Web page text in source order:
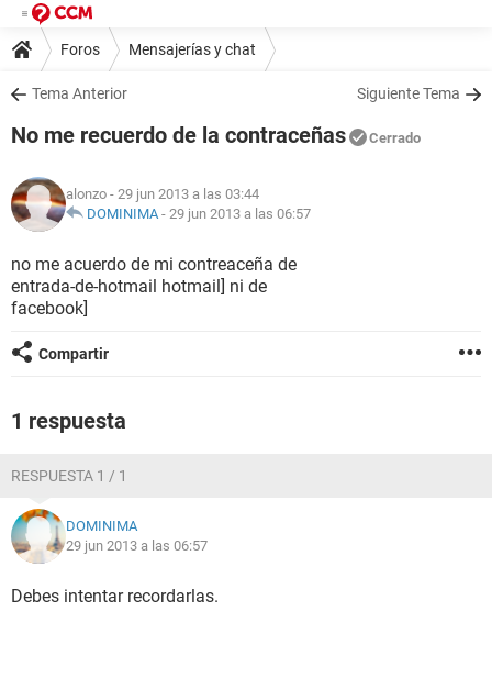
Foros Mensajerías y chat
Tema Anterior Siguiente Tema
No me recuerdo de la contraceñas Cerrado
alonzo - 29 jun 2013 a las 03:44
DOMINIMA- 29 jun 2013 a las 06:57
no me acuerdo de mi contreaceña de
entrada-de-hotmail hotmail] ni de
facebook]
Compartir
1 respuesta
RESPUESTA 1 / 1
DOMINIMA
29 jun 2013 a las 06:57
Debes intentar recordarlas.